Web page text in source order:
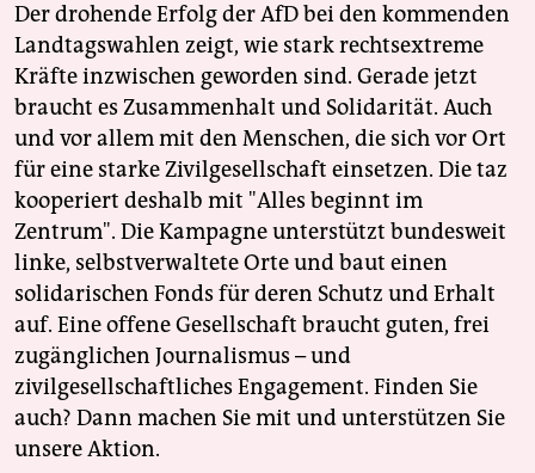
Der drohende Erfolg der AfD bei den kommenden
Landtagswahlen zeigt, wie stark rechtsextreme
Kräfte inzwischen geworden sind. Gerade jetzt
braucht es Zusammenhalt und Solidarität. Auch
und vor allem mit den Menschen, die sich vor Ort
für eine starke Zivilgesellschaft einsetzen. Die taz
kooperiert deshalb mit "Alles beginnt im
Zentrum". Die Kampagne unterstützt bundesweit
linke, selbstverwaltete Orte und baut einen
solidarischen Fonds für deren Schutz und Erhalt
auf. Eine offene Gesellschaft braucht guten, frei
zugänglichen Journalismus – und
zivilgesellschaftliches Engagement. Finden Sie
auch? Dann machen Sie mit und unterstützen Sie
unsere Aktion.